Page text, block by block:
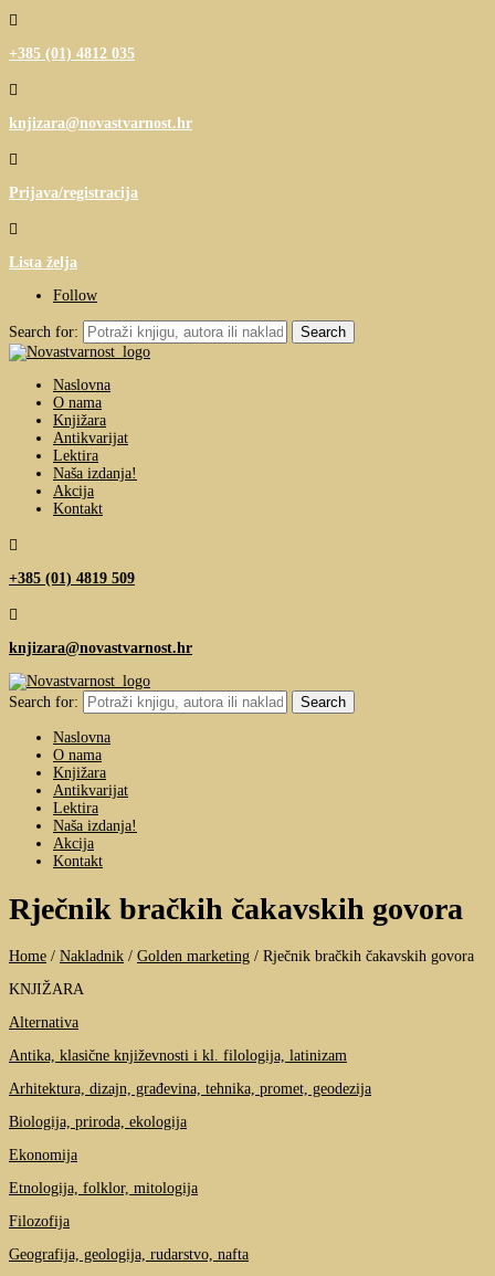

+385 (01) 4812 035

knjizara@novastvarnost.hr

Prijava/registracija

Lista želja
Follow
Search for:
Naslovna
O nama
Knjižara
Antikvarijat
Lektira
Naša izdanja!
Akcija
Kontakt

+385 (01) 4819 509

knjizara@novastvarnost.hr
Search for:
Naslovna
O nama
Knjižara
Antikvarijat
Lektira
Naša izdanja!
Akcija
Kontakt
Rječnik bračkih čakavskih govora
Home / Nakladnik / Golden marketing / Rječnik bračkih čakavskih govora
KNJIŽARA
Alternativa
Antika, klasične književnosti i kl. filologija, latinizam
Arhitektura, dizajn, građevina, tehnika, promet, geodezija
Biologija, priroda, ekologija
Ekonomija
Etnologija, folklor, mitologija
Filozofija
Geografija, geologija, rudarstvo, nafta